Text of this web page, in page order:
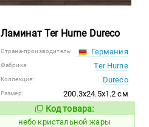
Ламинат Ter Hurne Dureco
Страна-производитель: Германия
Фабрика: Ter Hurne
Коллекция: Dureco
Размер:
200.3x24.5x1.2 см
Код товара:
1123775 Код товара:
небо кристальной жары